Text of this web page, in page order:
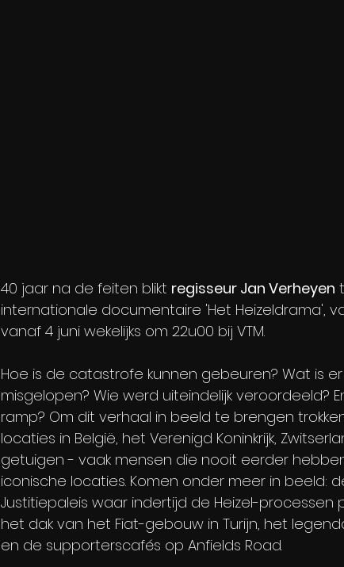
40 jaar na de feiten blikt regisseur Jan Verheyen
internationale documentaire 'Het Heizeldrama',
vanaf 4 juni wekelijks om 22u00 bij VTM.
Hoe is de catastrofe kunnen gebeuren? Wat is
misgelopen? Wie werd uiteindelijk veroordeeld?
ramp? Om dit verhaal in beeld te brengen
locaties in België, het Verenigd Koninkrijk,
getuigen - vaak mensen die nooit eerder
iconische locaties. Komen onder meer in beeld:
Justitiepaleis waar indertijd de Heizel-
het dak van het Fiat-gebouw in Turijn, het
en de supporterscafés op Anfields Road.